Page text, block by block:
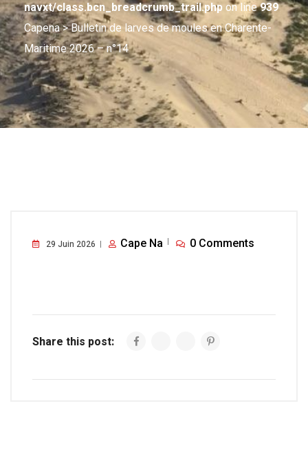
navxt/class.bcn_breadcrumb_trail.php on line939
Capena> Bulletin de larves de moules en Charente-
Maritime 2026 – n°14
29 Juin 2026 Cape Na 0 Comments
Share this post: